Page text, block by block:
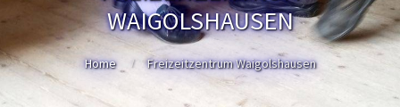
WAIGOLSHAUSEN
Home Freizeitzentrum Waigolshausen